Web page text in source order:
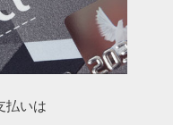
払いは